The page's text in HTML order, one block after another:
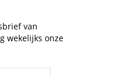
van
wekelijks onze